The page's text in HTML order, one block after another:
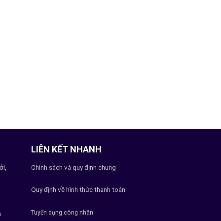
LIÊN KẾT NHANH
Chính sách và quy định chung
Quy định về hình thức thanh toán
Tuyển dụng công nhân